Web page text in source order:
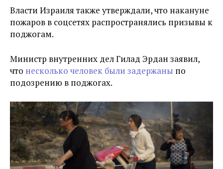
Власти Израиля также утверждали, что накануне
пожаров в соцсетях распространялись призывы к
поджогам.
Министр внутренних дел Гилад Эрдан заявил,
что несколько человек были задержаны по
подозрению в поджогах.